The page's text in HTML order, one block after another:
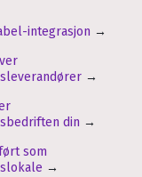
integrasjon →
→
din →
som
→